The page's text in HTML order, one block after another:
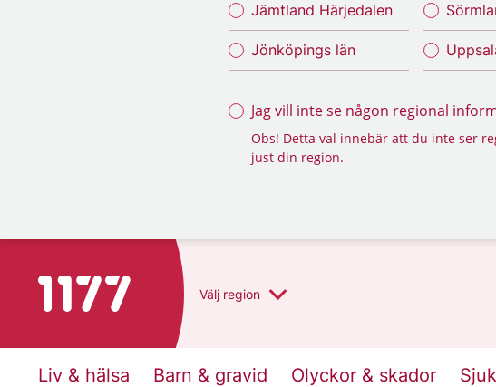
Jämtland Härjedalen
Jönköpings län
Jag vill inte se någon regional
Obs! Detta val innebär att du inte ser
just din region.
Till startsidan för 1177 Välj region
Liv & hälsa Barn & gravid Olyckor & skador